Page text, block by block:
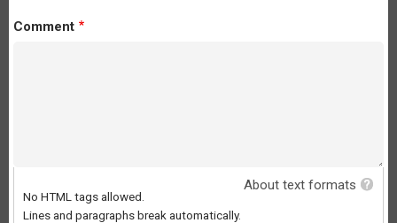
Comment
About text formats
No HTML tags allowed.
Lines and paragraphs break automatically.